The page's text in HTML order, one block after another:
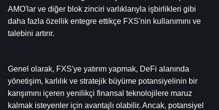
AMO'lar ve diğer blok zinciri varlıklarıyla işbirlikleri gibi
daha fazla özellik entegre ettikçe FXS'nin kullanımını ve
talebini artırır.
Genel olarak, FXS'ye yatırım yapmak, DeFi alanında
yönetişim, karlılık ve stratejik büyüme potansiyelinin bir
karışımını içeren yenilikçi finansal teknolojilere maruz
kalmak isteyenler için avantajlı olabilir. Ancak, potansiyel